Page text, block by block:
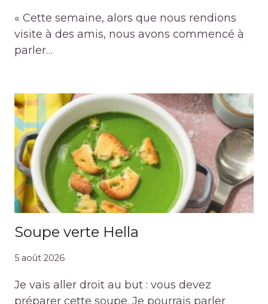
« Cette semaine, alors que nous rendions
visite à des amis, nous avons commencé à
parler…
Soupe verte Hella
5 août 2026
Je vais aller droit au but : vous devez
préparer cette soupe. Je pourrais parler